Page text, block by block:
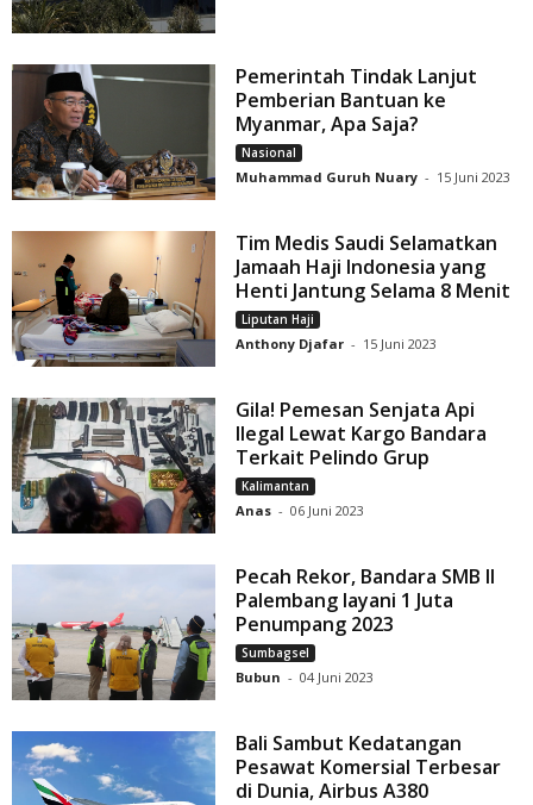
Pemerintah Tindak Lanjut
Pemberian Bantuan ke
Myanmar, Apa Saja?
Nasional
Muhammad Guruh Nuary - 15 Juni 2023
Tim Medis Saudi Selamatkan
Jamaah Haji Indonesia yang
Henti Jantung Selama 8 Menit
Liputan Haji
Anthony Djafar - 15 Juni 2023
Gila! Pemesan Senjata Api
Ilegal Lewat Kargo Bandara
Terkait Pelindo Grup
Kalimantan
Anas - 06 Juni 2023
Pecah Rekor, Bandara SMB II
Palembang layani 1 Juta
Penumpang 2023
Sumbagsel
Bubun - 04 Juni 2023
Bali Sambut Kedatangan
Pesawat Komersial Terbesar
di Dunia, Airbus A380